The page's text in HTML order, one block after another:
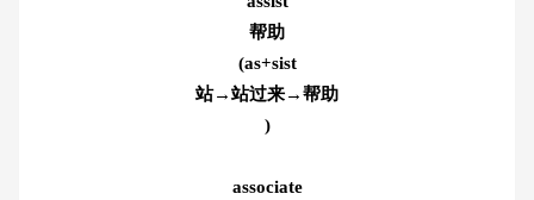
帮助
(as+sist
站→站过来→帮助
)
associate